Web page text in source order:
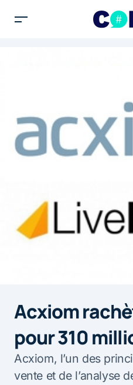
Acxiom
pour 310
Acxiom, l’un des
vente et de l’analyse